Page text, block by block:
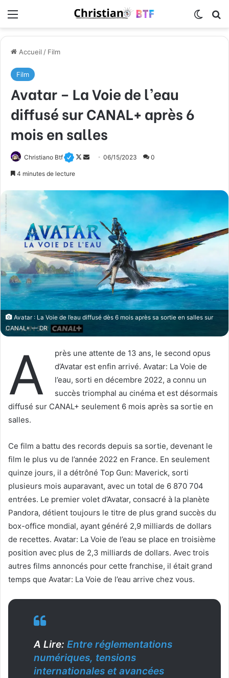
Accueil / Film
Film
Avatar – La Voie de l’eau
diffusé sur CANAL+ après 6
mois en salles
Christiano Btf
F
o
n
X
o
y
r
u
n
c
o
u
r
r
l
06/15/2023 0
4 minutes de lecture
Avatar : La Voie de l’eau diffusé dès 6 mois après sa sortie en salles sur
CANAL+ — DR
A
près une attente de 13 ans, le second opus
d’Avatar est enfin arrivé. Avatar: La Voie de
l’eau, sorti en décembre 2022, a connu un
succès triomphal au cinéma et est désormais
diffusé sur CANAL+ seulement 6 mois après sa sortie en
salles.
Ce film a battu des records depuis sa sortie, devenant le
film le plus vu de l’année 2022 en France. En seulement
quinze jours, il a détrôné Top Gun: Maverick, sorti
plusieurs mois auparavant, avec un total de 6 870 704
entrées. Le premier volet d’Avatar, consacré à la planète
Pandora, détient toujours le titre de plus grand succès du
box-office mondial, ayant généré 2,9 milliards de dollars
de recettes. Avatar: La Voie de l’eau se place en troisième
position avec plus de 2,3 milliards de dollars. Avec trois
autres films annoncés pour cette franchise, il était grand
temps que Avatar: La Voie de l’eau arrive chez vous.
A Lire: Entre réglementations
numériques, tensions
internationales et avancées